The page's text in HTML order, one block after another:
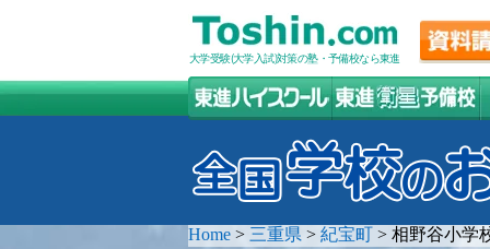
大学受験(大学入試)対策の塾・予備校なら東進
Home > 三重県 > 紀宝町 > 相野谷小学